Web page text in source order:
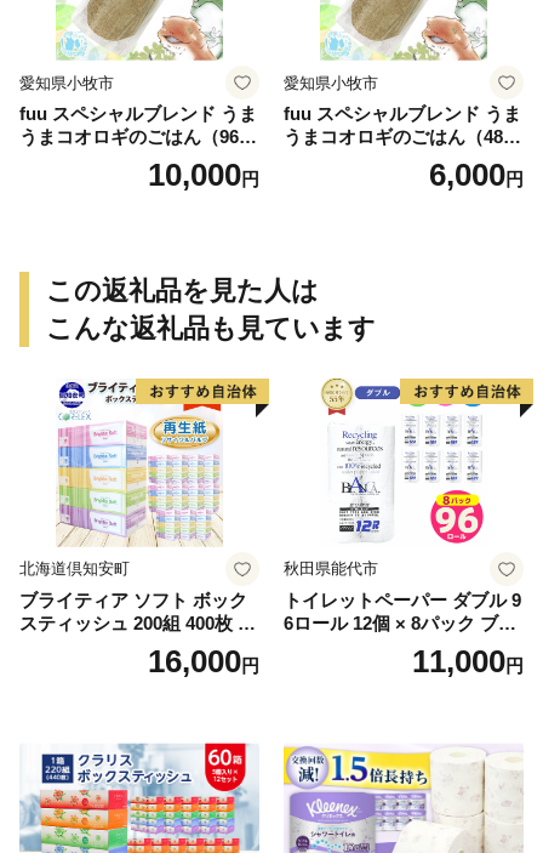
愛知県小牧市
fuu スペシャルブレンド うま
うまコオロギのごはん（960
10,000円
愛知県小牧市
fuu スペシャルブレンド うま
うまコオロギのごはん（480
6,000円
この返礼品を見た人は
こんな返礼品も見ています
北海道倶知安町
ブライティア ソフト ボック
スティッシュ 200組 400枚 60
箱 日本製 まとめ買い ティッ
シュ リサイクル 長持 防災 常
倶知安町 日用品
16,000円
秋田県能代市
トイレットペーパー ダブル 9
6ロール 12個 × 8パック ブラ
ンカ 再生紙 100％ 芯あり 日
用品 消耗品 無香料 生活用品
11,000円